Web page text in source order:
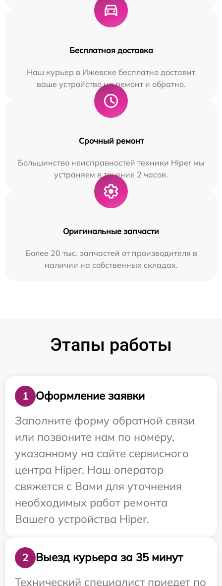
Бесплатная доставка
Наш курьер в Ижевске бесплатно доставит
ваше устройство на ремонт и обратно.
Срочный ремонт
Большинство неисправностей техники Hiper мы
устраняем в течение 2 часов.
Оригинальные запчасти
Более 20 тыс. запчастей от производителя в
наличии на собственных складах.
Этапы работы
1
Оформление заявки
Заполните форму обратной связи
или позвоните нам по номеру,
указанному на сайте сервисного
центра Hiper. Наш оператор
свяжется с Вами для уточнения
необходимых работ ремонта
Вашего устройства Hiper.
2
Выезд курьера за 35 минут
Технический специалист приедет по